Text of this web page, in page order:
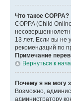
Что такое COPPA?
COPPA (Child
13 лет. Если вы не
рекомендаций по
Примечание
Вернуться к
Почему я не могу
Возможно,
администратору